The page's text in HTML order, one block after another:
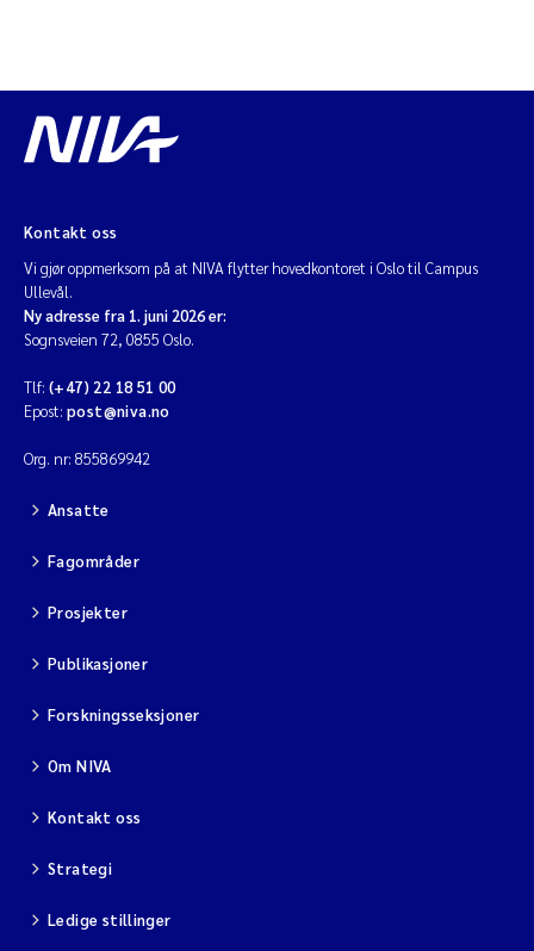
Kontakt oss
Vi gjør oppmerksom på at NIVA flytter hovedkontoret i Oslo til Campus
Ullevål.
Ny adresse fra 1. juni 2026 er:
Sognsveien 72, 0855 Oslo.
Tlf: (+47) 22 18 51 00
Epost: post@niva.no
Org. nr: 855869942
Ansatte
Fagområder
Prosjekter
Publikasjoner
Forskningsseksjoner
Om NIVA
Kontakt oss
Strategi
Ledige stillinger